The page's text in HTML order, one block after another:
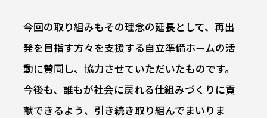
今回の取り組みもその理念の延長として、再出
発を目指す方々を支援する自立準備ホームの活
動に賛同し、協力させていただいたものです。
今後も、誰もが社会に戻れる仕組みづくりに貢
献できるよう、引き続き取り組んでまいりま